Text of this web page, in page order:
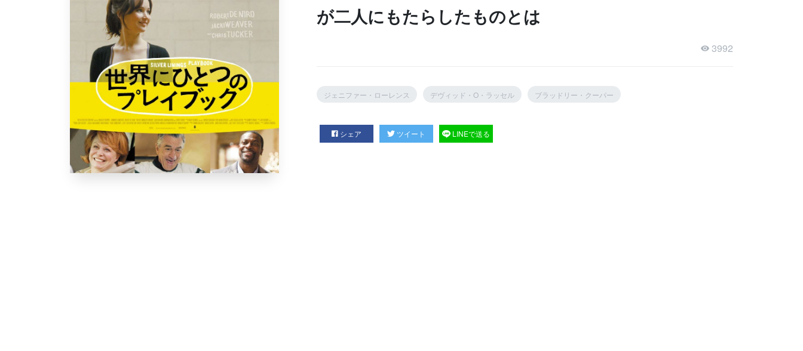
が二人にもたらしたものとは
3992
ジェニファー・ローレンス デヴィッド・O・ラッセル ブラッドリー・クーパー
シェア ツイート LINEで送る